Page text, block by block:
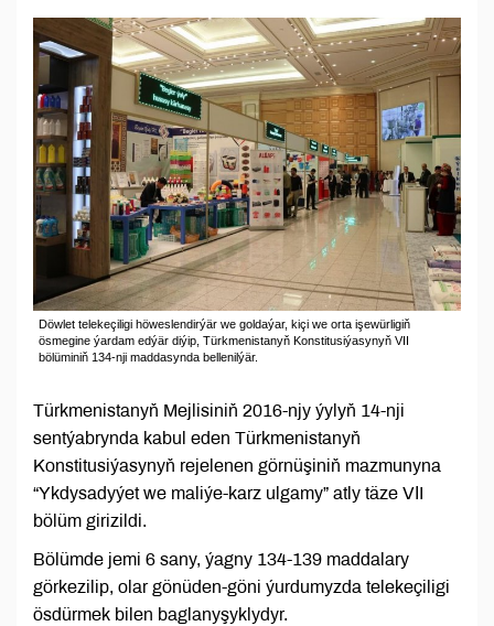
Döwlet telekeçiligi höweslendirýär we goldaýar, kiçi we orta işewürligiň
ösmegine ýardam edýär diýip, Türkmenistanyň Konstitusiýasynyň VІI
bölüminiň 134-nji maddasynda bellenilýär.
Türkmenistanyň Mejlisiniň 2016-njy ýylyň 14-nji
sentýabrynda kabul eden Türkmenistanyň
Konstitusiýasynyň rejelenen görnüşiniň mazmunyna
“Ykdysadyýet we maliýe-karz ulgamy” atly täze VІI
bölüm girizildi.
Bölümde jemi 6 sany, ýagny 134-139 maddalary
görkezilip, olar gönüden-göni ýurdumyzda telekeçiligi
ösdürmek bilen baglanyşyklydyr.